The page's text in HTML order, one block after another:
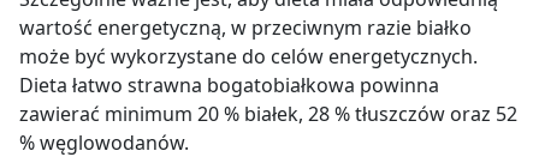
wartość energetyczną, w przeciwnym razie białko
może być wykorzystane do celów energetycznych.
Dieta łatwo strawna bogatobiałkowa powinna
zawierać minimum 20 % białek, 28 % tłuszczów oraz 52
% węglowodanów.